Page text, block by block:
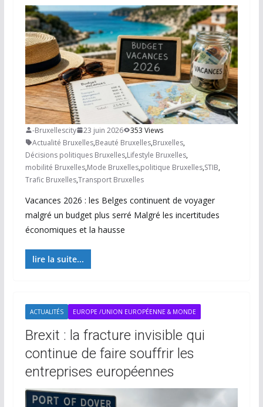
-Bruxellescity 23 juin 2026
353 Views
Actualité Bruxelles,Beauté Bruxelles,Bruxelles,
Décisions politiques Bruxelles,Lifestyle Bruxelles,
mobilité Bruxelles,Mode Bruxelles,politique Bruxelles,STIB,
Trafic Bruxelles,Transport Bruxelles
Vacances 2026 : les Belges continuent de voyager
malgré un budget plus serré Malgré les incertitudes
économiques et la hausse
lire la suite...
ACTUALITÉS EUROPE /UNION EUROPÉENNE & MONDE
Brexit : la fracture invisible qui
continue de faire souffrir les
entreprises européennes